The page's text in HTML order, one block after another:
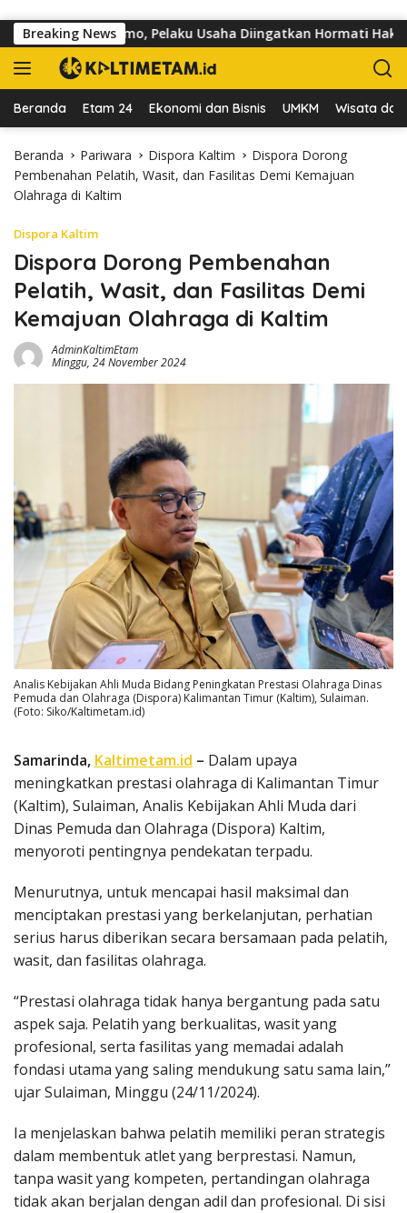
Breaking News
dr Sutomo, Pelaku Usaha Diingatkan Hormati Hak Pejalan
Beranda Etam 24 Ekonomi dan Bisnis UMKM Wisata dan
Beranda Pariwara Dispora Kaltim
Dispora Dorong
Pembenahan Pelatih, Wasit, dan Fasilitas Demi Kemajuan
Olahraga di Kaltim
Dispora Kaltim
Dispora Dorong Pembenahan
Pelatih, Wasit, dan Fasilitas Demi
Kemajuan Olahraga di Kaltim
AdminKaltimEtam
Minggu, 24 November 2024
Analis Kebijakan Ahli Muda Bidang Peningkatan Prestasi Olahraga Dinas
Pemuda dan Olahraga (Dispora) Kalimantan Timur (Kaltim), Sulaiman.
(Foto: Siko/Kaltimetam.id)
Samarinda, Kaltimetam.id – Dalam upaya
meningkatkan prestasi olahraga di Kalimantan Timur
(Kaltim), Sulaiman, Analis Kebijakan Ahli Muda dari
Dinas Pemuda dan Olahraga (Dispora) Kaltim,
menyoroti pentingnya pendekatan terpadu.
Menurutnya, untuk mencapai hasil maksimal dan
menciptakan prestasi yang berkelanjutan, perhatian
serius harus diberikan secara bersamaan pada pelatih,
wasit, dan fasilitas olahraga.
“Prestasi olahraga tidak hanya bergantung pada satu
aspek saja. Pelatih yang berkualitas, wasit yang
profesional, serta fasilitas yang memadai adalah
fondasi utama yang saling mendukung satu sama lain,”
ujar Sulaiman, Minggu (24/11/2024).
Ia menjelaskan bahwa pelatih memiliki peran strategis
dalam membentuk atlet yang berprestasi. Namun,
tanpa wasit yang kompeten, pertandingan olahraga
tidak akan berjalan dengan adil dan profesional. Di sisi